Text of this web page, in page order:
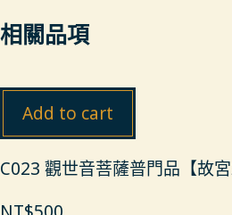
相關品項
Add to cart
C023 觀世音菩薩普門品【故宮